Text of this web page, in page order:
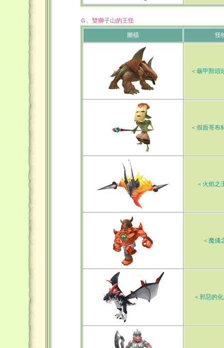
Ｇ、雙獅子山的王怪
圖檔 怪
＜龜甲獸頭
＜假面哥布
＜火焰之
＜魔俑
＜邪惡的